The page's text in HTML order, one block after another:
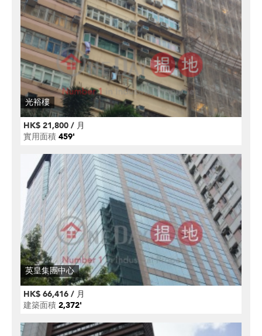
光裕樓
HK$ 21,800 / 月
實用面積 459'
英皇集團中心
HK$ 66,416 / 月
建築面積 2,372'